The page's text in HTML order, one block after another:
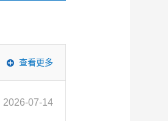
查看更多
2026-07-14